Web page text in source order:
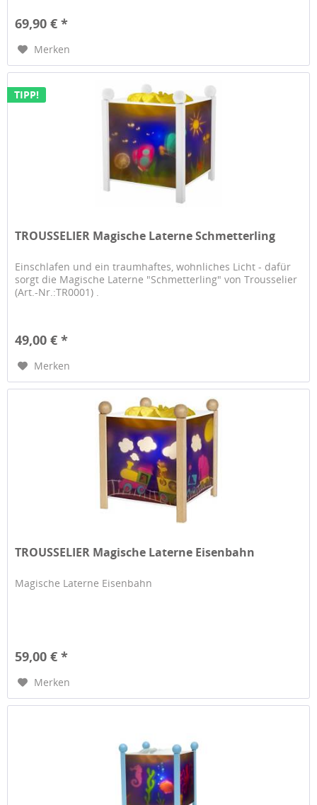
69,90 € *
Merken
TIPP!
TROUSSELIER Magische Laterne Schmetterling
Einschlafen und ein traumhaftes, wohnliches Licht - dafür
sorgt die Magische Laterne "Schmetterling" von Trousselier
(Art.-Nr.:TR0001) .
49,00 € *
Merken
TROUSSELIER Magische Laterne Eisenbahn
Magische Laterne Eisenbahn
59,00 € *
Merken